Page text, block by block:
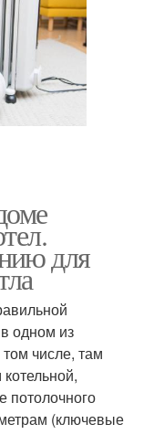
для
одном из
числе, там
потолочного
(ключевые